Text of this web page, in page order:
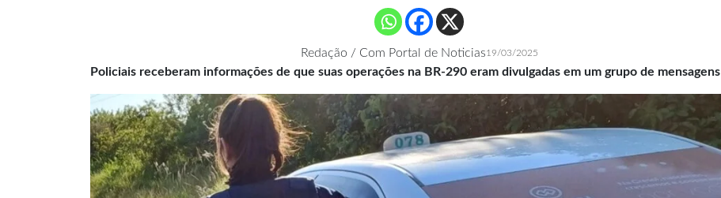
Redação / Com Portal de Noticias19/03/2025
Policiais receberam informações de que suas operações na BR-290 eram divulgadas em um grupo de mensagens